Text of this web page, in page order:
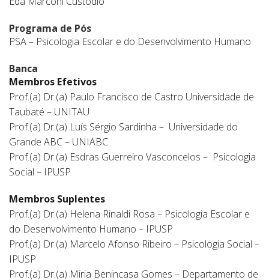
Programa de Pós
PSA – Psicologia Escolar e do Desenvolvimento Humano
Banca
Membros Efetivos
Prof.(a) Dr.(a) Paulo Francisco de Castro Universidade de
Taubaté – UNITAU
Prof.(a) Dr.(a) Luís Sérgio Sardinha – Universidade do
Grande ABC – UNIABC
Prof.(a) Dr.(a) Esdras Guerreiro Vasconcelos – Psicologia
Social – IPUSP
Membros Suplentes
Prof.(a) Dr.(a) Helena Rinaldi Rosa – Psicologia Escolar e
do Desenvolvimento Humano – IPUSP
Prof.(a) Dr.(a) Marcelo Afonso Ribeiro – Psicologia Social –
IPUSP
Prof.(a) Dr.(a) Miria Benincasa Gomes – Departamento de